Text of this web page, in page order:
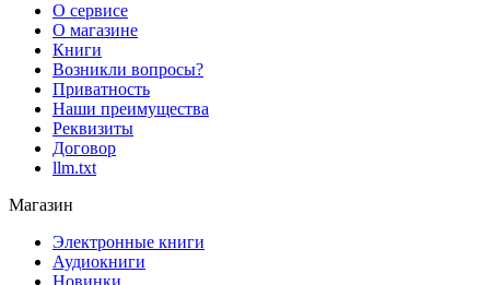
О сервисе
О магазине
Книги
Возникли вопросы?
Приватность
Наши преимущества
Реквизиты
Договор
llm.txt
Магазин
Электронные книги
Аудиокниги
Новинки